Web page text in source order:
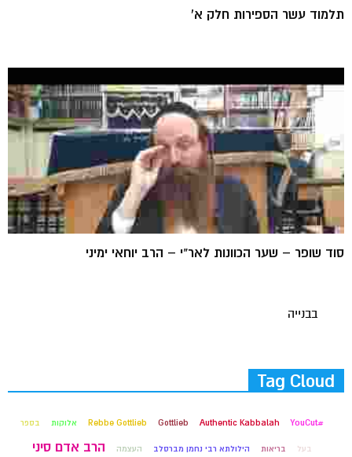
תלמוד עשר הספירות חלק א'
סוד שופר – שער הכוונות לאר"י – הרב יוחאי ימיני
בבנייה
Tag Cloud
#YouCut
Authentic Kabbalah
Gottlieb
Rebbe Gottlieb אלוקות בספר
בעל בריאות הילולתא רבי נחמן מברסלב העצמה הרב אדם סיני